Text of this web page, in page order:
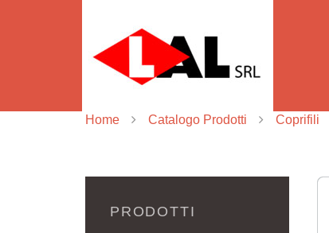
Home Catalogo Prodotti Coprifili
PRODOTTI